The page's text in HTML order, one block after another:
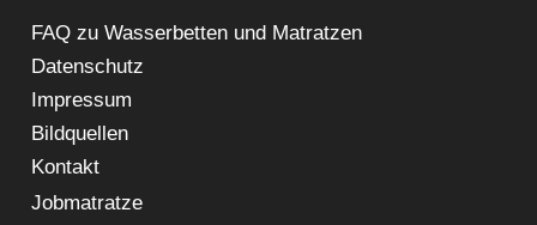
FAQ zu Wasserbetten und Matratzen
Datenschutz
Impressum
Bildquellen
Kontakt
Jobmatratze